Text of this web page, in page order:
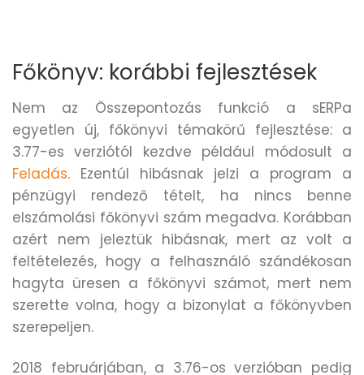
Főkönyv: korábbi fejlesztések
Nem az Összepontozás funkció a sERPa
egyetlen új, főkönyvi témakörű fejlesztése: a
3.77-es verziótól kezdve például módosult a
Feladás. Ezentúl hibásnak jelzi a program a
pénzügyi rendező tételt, ha nincs benne
elszámolási főkönyvi szám megadva. Korábban
azért nem jeleztük hibásnak, mert az volt a
feltételezés, hogy a felhasználó szándékosan
hagyta üresen a főkönyvi számot, mert nem
szerette volna, hogy a bizonylat a főkönyvben
szerepeljen.
2018 februárjában, a 3.76-os verzióban pedig